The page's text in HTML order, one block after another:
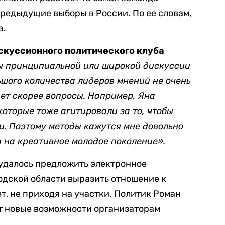
выборы в России. По ее словам,
политического клуба
принципиальной или широкой дискуссии
количества лидеров мнений не очень
скорее вопросы. Например, Яна
тоже агитировали за то, чтобы
Поэтому методы кажутся мне довольно
креативное молодое поколение».
предложить электронное
области выразить отношение к
не приходя на участки. Политик Роман
возможности организаторам